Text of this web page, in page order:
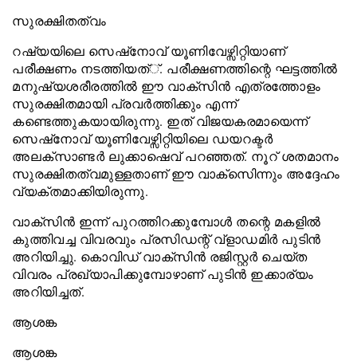
സുരക്ഷിതത്വം
റഷ്യയിലെ സെഷ്നോവ് യൂണിവേഴ്സിറ്റിയാണ്
പരീക്ഷണം നടത്തിയത്്. പരീക്ഷണത്തിന്റെ ഘട്ടത്തില്‍
മനുഷ്യശരീരത്തില്‍ ഈ വാക്സിന്‍ എത്രത്തോളം
സുരക്ഷിതമായി പ്രവര്‍ത്തിക്കും എന്ന്
കണ്ടെത്തുകയായിരുന്നു. ഇത് വിജയകരമായെന്ന്
സെഷ്നോവ് യൂണിവേഴ്സിറ്റിയിലെ ഡയറക്ടര്‍
അലക്സാണ്ടര്‍ ലുക്കാഷെവ് പറഞ്ഞത്. നൂറ് ശതമാനം
സുരക്ഷിതത്വമുള്ളതാണ് ഈ വാക്സിെന്നും അദ്ദേഹം
വ്യക്തമാക്കിയിരുന്നു.
വാക്‌സിന്‍ ഇന്ന് പുറത്തിറക്കുമ്പോള്‍ തന്റെ മകളില്‍
കുത്തിവച്ച വിവരവും പ്രസിഡന്റ് വ്‌ളാഡമിര്‍ പുടിന്‍
അറിയിച്ചു. കൊവിഡ് വാക്‌സിന്‍ രജിസ്റ്റര്‍ ചെയ്ത
വിവരം പ്രഖ്യാപിക്കുമ്പോഴാണ് പുടിന്‍ ഇക്കാര്യം
അറിയിച്ചത്.
ആശങ്ക
ആശങ്ക